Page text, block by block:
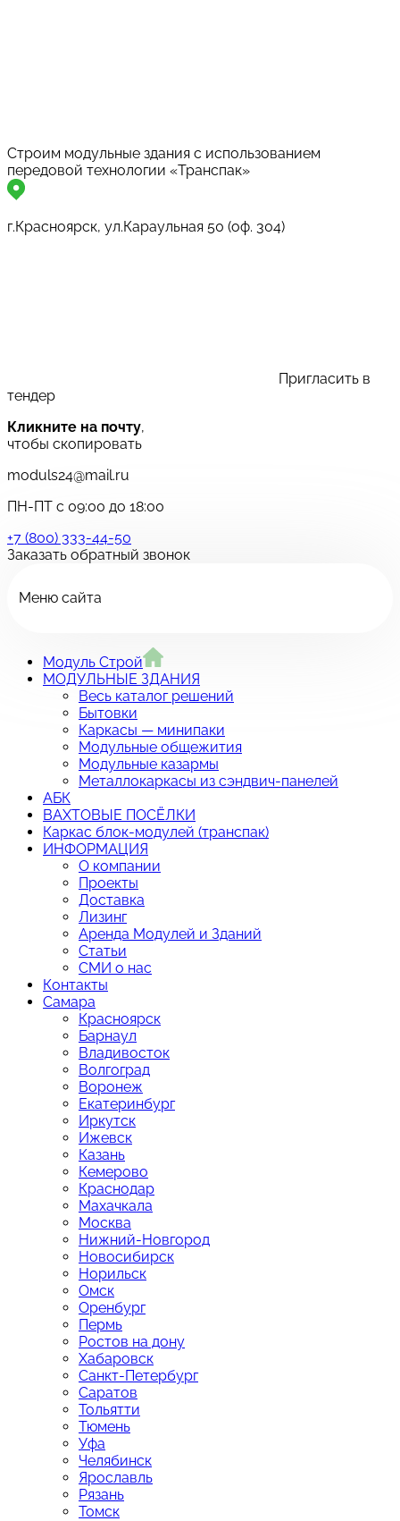
Строим модульные здания с использованием
передовой технологии «Транспак»
г.Красноярск, ул.Караульная 50 (оф. 304)
Пригласить в
тендер
Кликните на почту,
чтобы скопировать
moduls24@mail.ru
ПН-ПТ с 09:00 до 18:00
+7 (800) 333-44-50
Заказать обратный звонок
Меню сайта
Модуль Строй
МОДУЛЬНЫЕ ЗДАНИЯ
Весь каталог решений
Бытовки
Каркасы — минипаки
Модульные общежития
Модульные казармы
Металлокаркасы из сэндвич-панелей
АБК
ВАХТОВЫЕ ПОСЁЛКИ
Каркас блок-модулей (транспак)
ИНФОРМАЦИЯ
О компании
Проекты
Доставка
Лизинг
Аренда Модулей и Зданий
Статьи
СМИ о нас
Контакты
Самара
Красноярск
Барнаул
Владивосток
Волгоград
Воронеж
Екатеринбург
Иркутск
Ижевск
Казань
Кемерово
Краснодар
Махачкала
Москва
Нижний-Новгород
Новосибирск
Норильск
Омск
Оренбург
Пермь
Ростов на дону
Хабаровск
Санкт-Петербург
Саратов
Тольятти
Тюмень
Уфа
Челябинск
Ярославль
Рязань
Томск